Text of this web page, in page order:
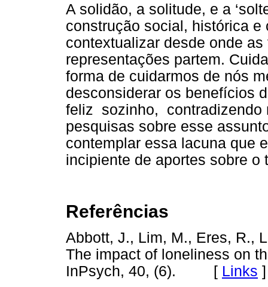
A solidão, a solitude, e a
construção social, histórica
contextualizar desde onde
representações partem.
forma de cuidarmos de nós
desconsiderar os
feliz sozinho, contradizendo
pesquisas sobre esse
contemplar essa lacuna que
incipiente de aportes sobre o
Referências
Abbott, J., Lim, M., Eres, R.,
The impact of loneliness on
InPsych, 40, (6). [ Links ]